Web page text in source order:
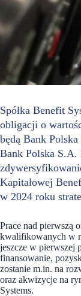
Spółka Benefit
obligacji o
będą Bank
Bank Polska S.A.
Kapitałowej
w 2024 roku
Prace nad pierwszą
kwalifikowanych w
jeszcze w pierwszej
finansowanie,
zostanie m.in. na
oraz akwizycje na
Systems.